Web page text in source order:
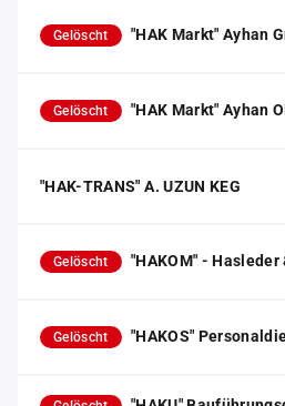
Gelöscht "HAK Markt" Ayhan
Gelöscht "HAK Markt" Ayhan
"HAK-TRANS" A. UZUN KEG
Gelöscht "HAKOM" - Hasleder
Gelöscht "HAKOS"